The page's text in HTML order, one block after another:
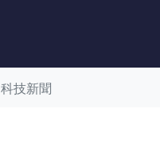
科技新聞